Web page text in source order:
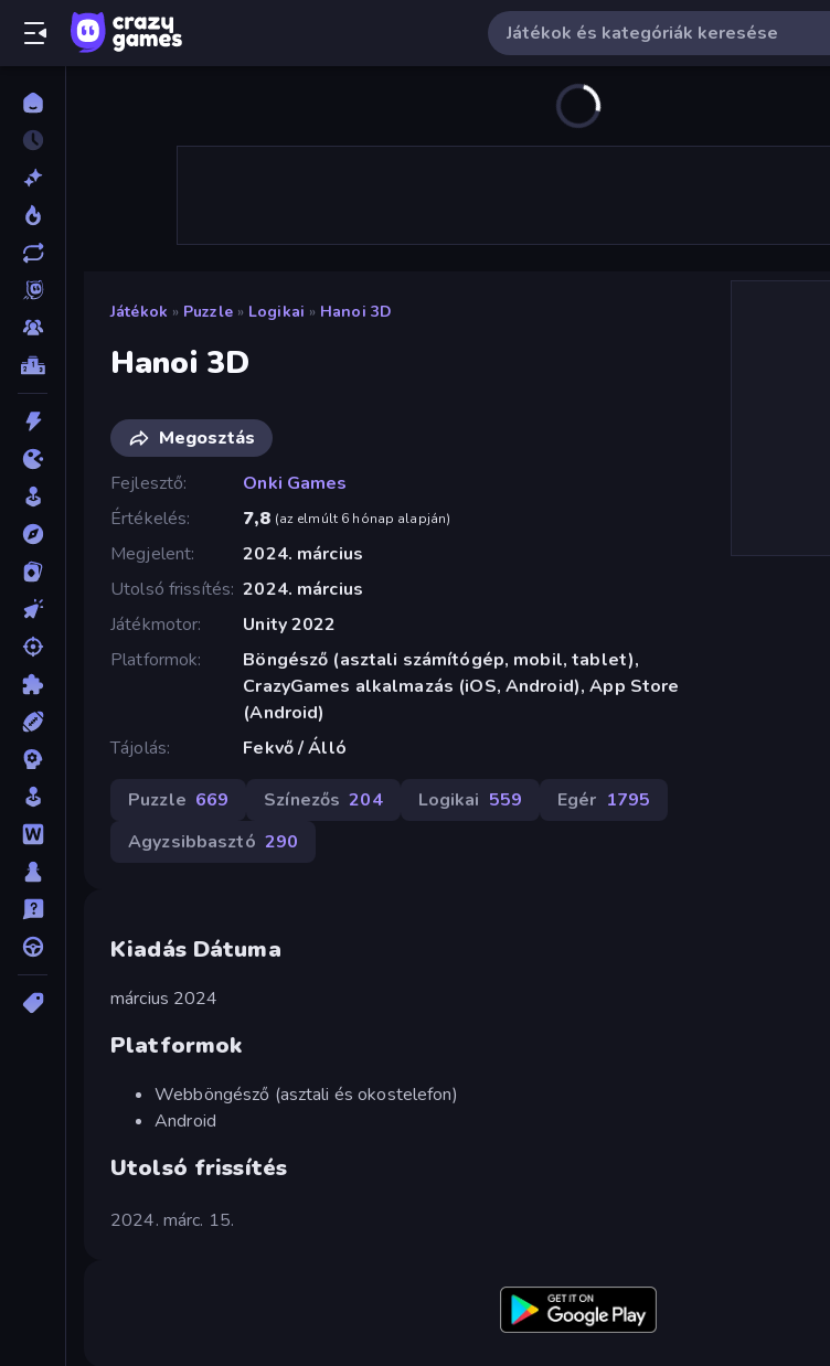
Játékok » Puzzle » Logikai » Hanoi 3D
Hanoi 3D
Megosztás
Fejlesztő
Onki Games
Értékelés
7,8 (az elmúlt 6 hónap alapján)
Megjelent
2024. március
Utolsó frissítés 2024. március
Játékmotor
Unity 2022
Platformok
Böngésző (asztali számítógép, mobil, tablet),
CrazyGames alkalmazás (iOS, Android), App Store
(Android)
Tájolás
Fekvő / Álló
Puzzle 669 Színezős 204 Logikai 559 Egér 1795
Agyzsibbasztó 290
Kiadás Dátuma
március 2024
Platformok
Webböngésző (asztali és okostelefon)
Android
Utolsó frissítés
2024. márc. 15.